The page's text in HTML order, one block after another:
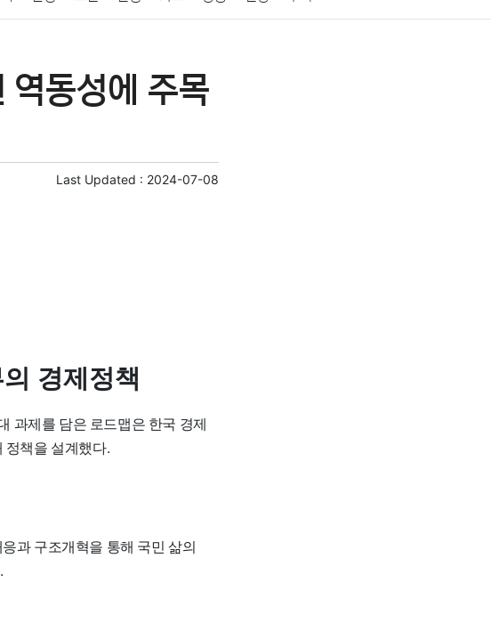
외국어 교육 교통 생활
동성에 주목
Last Updated : 2024-07-08
경제정책
과제를 담은 로드맵은 한국 경제
정책을 설계했다.
과 구조개혁을 통해 국민 삶의